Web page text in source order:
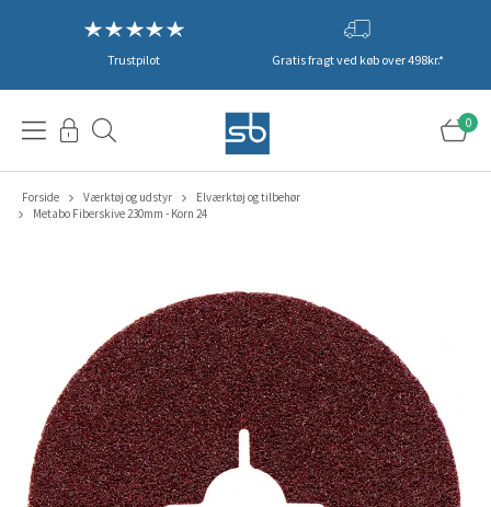
Trustpilot Gratis fragt ved køb over 498kr.*
0
Forside Værktøj og udstyr
Elværktøj og tilbehør
Metabo Fiberskive 230mm - Korn 24